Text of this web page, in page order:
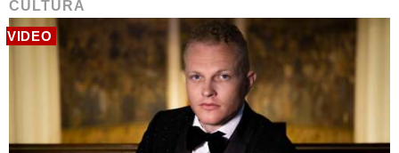
CULTURĂ
VIDEO